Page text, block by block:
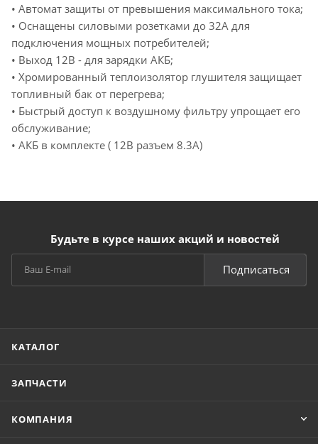
• Автомат защиты от превышения максимального тока;
• Оснащены силовыми розетками до 32А для
подключения мощных потребителей;
• Выход 12В - для зарядки АКБ;
• Хромированный теплоизолятор глушителя защищает
топливный бак от перегрева;
• Быстрый доступ к воздушному фильтру упрощает его
обслуживание;
• АКБ в комплекте ( 12В разъем 8.3А)
Будьте в курсе наших акций и новостей
Подписаться
КАТАЛОГ
ЗАПЧАСТИ
КОМПАНИЯ